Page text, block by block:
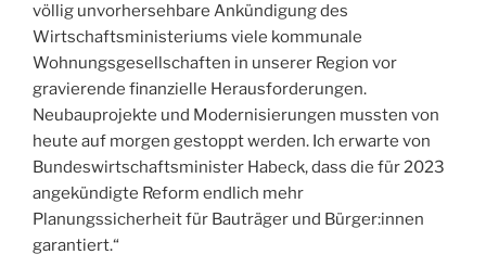
völlig unvorhersehbare Ankündigung des
Wirtschaftsministeriums viele kommunale
Wohnungsgesellschaften in unserer Region vor
gravierende finanzielle Herausforderungen.
Neubauprojekte und Modernisierungen mussten von
heute auf morgen gestoppt werden. Ich erwarte von
Bundeswirtschaftsminister Habeck, dass die für 2023
angekündigte Reform endlich mehr
Planungssicherheit für Bauträger und Bürger:innen
garantiert.“